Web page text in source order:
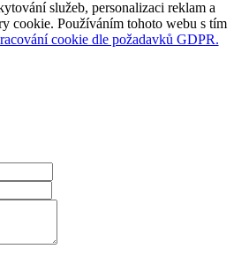
služeb, personalizaci reklam a
cookie. Používáním tohoto webu s tím
cookie dle požadavků GDPR.